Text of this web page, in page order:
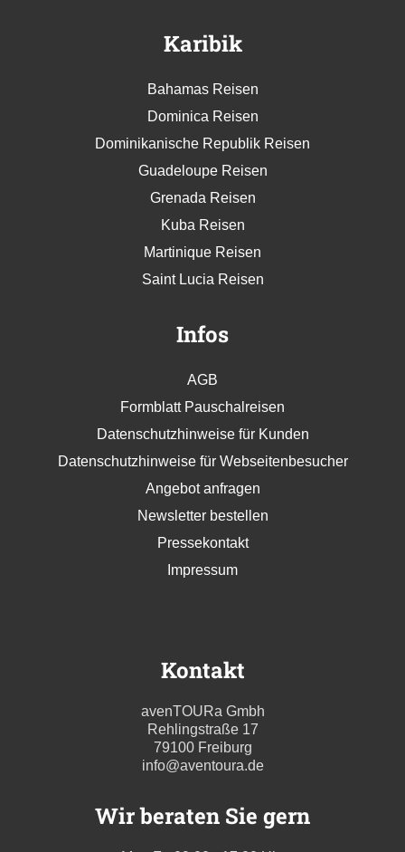
Karibik
Bahamas Reisen
Dominica Reisen
Dominikanische Republik Reisen
Guadeloupe Reisen
Grenada Reisen
Kuba Reisen
Martinique Reisen
Saint Lucia Reisen
Infos
AGB
Formblatt Pauschalreisen
Datenschutzhinweise für Kunden
Datenschutzhinweise für Webseitenbesucher
Angebot anfragen
Newsletter bestellen
Pressekontakt
Impressum
Kontakt
avenTOURa Gmbh
Rehlingstraße 17
79100 Freiburg
info@aventoura.de
Wir beraten Sie gern